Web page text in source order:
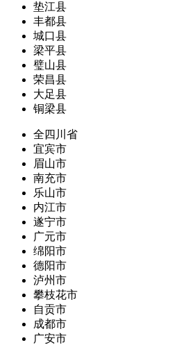
垫江县
丰都县
城口县
梁平县
璧山县
荣昌县
大足县
铜梁县
全四川省
宜宾市
眉山市
南充市
乐山市
内江市
遂宁市
广元市
绵阳市
德阳市
泸州市
攀枝花市
自贡市
成都市
广安市